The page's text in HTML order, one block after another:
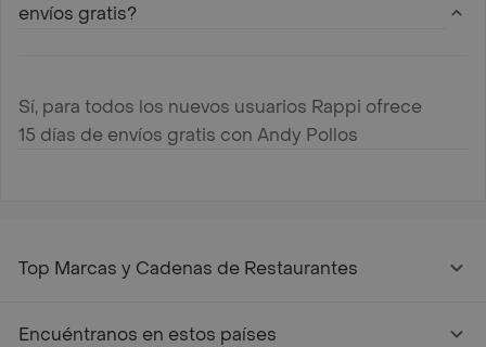
envíos gratis?
Sí, para todos los nuevos usuarios Rappi ofrece
15 días de envíos gratis con Andy Pollos
Top Marcas y Cadenas de Restaurantes
Encuéntranos en estos países